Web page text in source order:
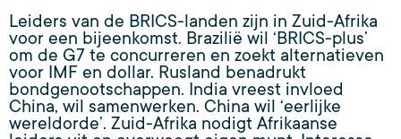
Leiders van de BRICS-landen zijn in Zuid-Afrika
voor een bijeenkomst. Brazilië wil ‘BRICS-plus’
om de G7 te concurreren en zoekt alternatieven
voor IMF en dollar. Rusland benadrukt
bondgenootschappen. India vreest invloed
China, wil samenwerken. China wil ‘eerlijke
wereldorde’. Zuid-Afrika nodigt Afrikaanse